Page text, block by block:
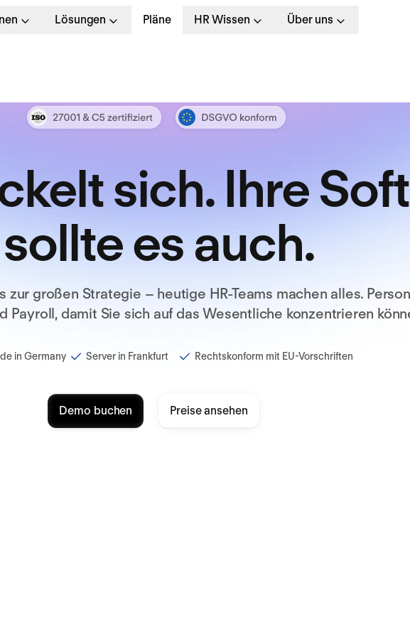
Lösungen Pläne HR Wissen Über uns
sich. Ihre
sollte es auch.
großen Strategie – heutige HR-Teams machen alles.
Payroll, damit Sie sich auf das Wesentliche konzentrieren
in Germany Server in Frankfurt Rechtskonform mit EU-Vorschriften
Demo buchen Preise ansehen